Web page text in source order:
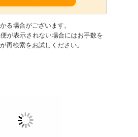
る場合がございます。
が表示されない場合にはお手数を
再検索をお試しください。